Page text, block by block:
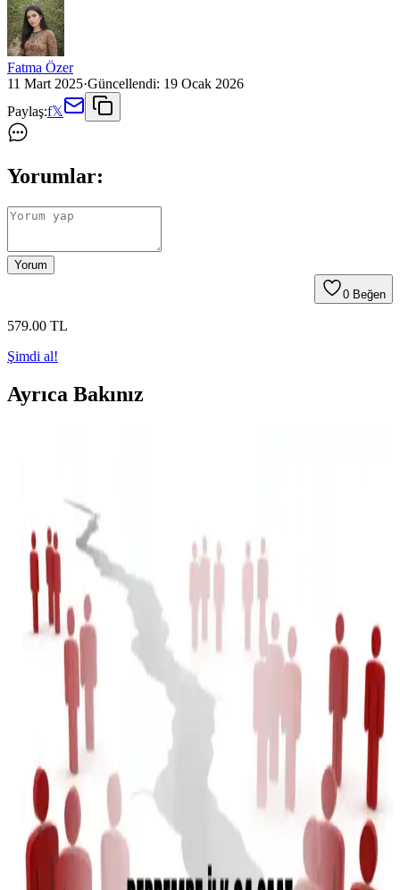
Fatma Özer
11 Mart 2025·Güncellendi: 19 Ocak 2026
Paylaş:f𝕏
Yorumlar:
Yorum
0 Beğen
579.00 TL
Şimdi al!
Ayrıca Bakınız
Ankaflex Uyku Göz Bandı, ışık engelleme ve rahat tasarımıyla uyku
kalitenizi yükselten pratik bir çözüm sunar. Ayarlanabilir bant ve
yumuşak kumaşıyla seyahat ve meditasyon için idealdir.
INNATIVE Eny Elif Nur Yel Seyahat Boy Çanta
Seti İnceleme ve Kullanıcı Yorumları
INNATIVE Eny Elif Nur Yel seyahat seti, hafif ve taşınabilir
50ml’lik body mistleriyle ferah ve kalıcı kokular sunar, günlük ve
seyahat kullanımına uygun şık tasarımıyla öne çıkar.
Esnek Katlanabilir Kaş Usturası: Günlük Bakımda
Kullanım Kolaylığı ve Hijyen Sağlayan Yenilikçi
Pratikliği ve hijyeni ön planda tutan esnek katlanabilir kaş usturası,
seyahat ve günlük kullanım için ideal, dayanıklı ve ergonomik
tasarımıyla bakım rutininizi kolaylaştırır.
Pratik Portatif Ağız Duşları ile Günlük Hijyeninizi
Kolayca Sağlayın